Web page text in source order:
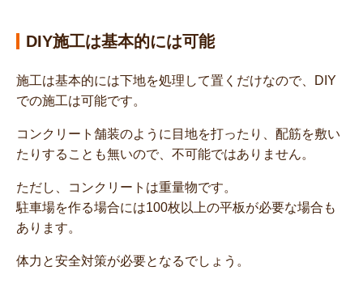
DIY施工は基本的には可能
施工は基本的には下地を処理して置くだけなので、DIY
での施工は可能です。
コンクリート舗装のように目地を打ったり、配筋を敷い
たりすることも無いので、不可能ではありません。
ただし、コンクリートは重量物です。
駐車場を作る場合には100枚以上の平板が必要な場合も
あります。
体力と安全対策が必要となるでしょう。